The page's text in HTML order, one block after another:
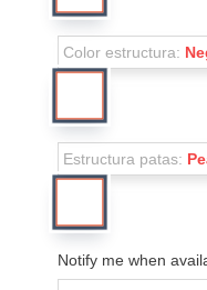
Color estructura:
Estructura patas:
Notify me when